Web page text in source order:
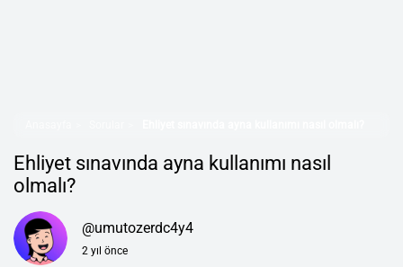
Ehliyet sınavında ayna kullanımı nasıl
olmalı?
@umutozerdc4y4
2 yıl önce